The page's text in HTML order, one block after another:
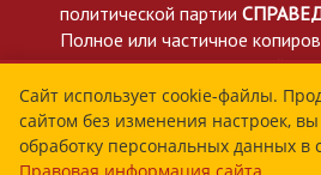
политической партии
Полное или частичное
приветствуется со ссылкой на
Политика в отношении обработки
данных
Все материалы сайта
Сайт использует cookie-файлы.
сайтом без изменения настроек, вы
обработку персональных данных в